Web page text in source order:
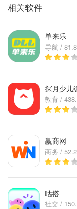
相关软件
单来乐
导航 /
探月少儿
教育 /
赢商网
商务 /
咕搭
社交 /